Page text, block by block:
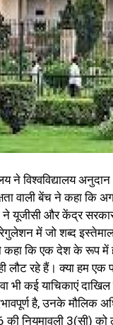
ने विश्‍वविद्यालय
वाली बेंच ने कहा
यूजीसी और केंद्र
रेगुलेशन में जो शब्द
कहा कि एक देश के रूप में
लौट रहे हैं। क्या हम
भी कई याचिकाएं
है, उनके मौलिक
नियमावली 3(सी)